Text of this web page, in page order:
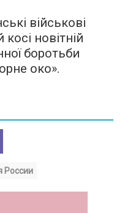
військові
косі новітній
боротьби
око».
России